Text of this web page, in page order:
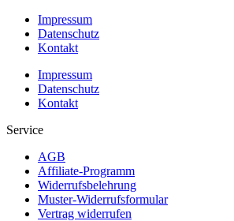
Impressum
Datenschutz
Kontakt
Impressum
Datenschutz
Kontakt
Service
AGB
Affiliate-Programm
Widerrufsbelehrung
Muster-Widerrufsformular
Vertrag widerrufen